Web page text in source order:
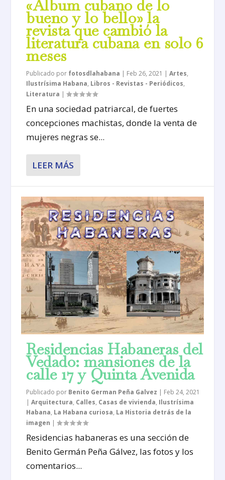
«Álbum cubano de lo
bueno y lo bello» la
revista que cambió la
literatura cubana en solo 6
meses
Publicado por fotosdlahabana | Feb 26, 2021 |Artes,
Ilustrísima Habana, Libros - Revistas - Periódicos,
Literatura |
En una sociedad patriarcal, de fuertes
concepciones machistas, donde la venta de
mujeres negras se...
LEER MÁS
Residencias Habaneras del
Vedado: mansiones de la
calle 17 y Quinta Avenida
Publicado por Benito German Peña Galvez | Feb 24, 2021
|Arquitectura, Calles, Casas de vivienda, Ilustrísima
Habana, La Habana curiosa, La Historia detrás de la
imagen |
Residencias habaneras es una sección de
Benito Germán Peña Gálvez, las fotos y los
comentarios...